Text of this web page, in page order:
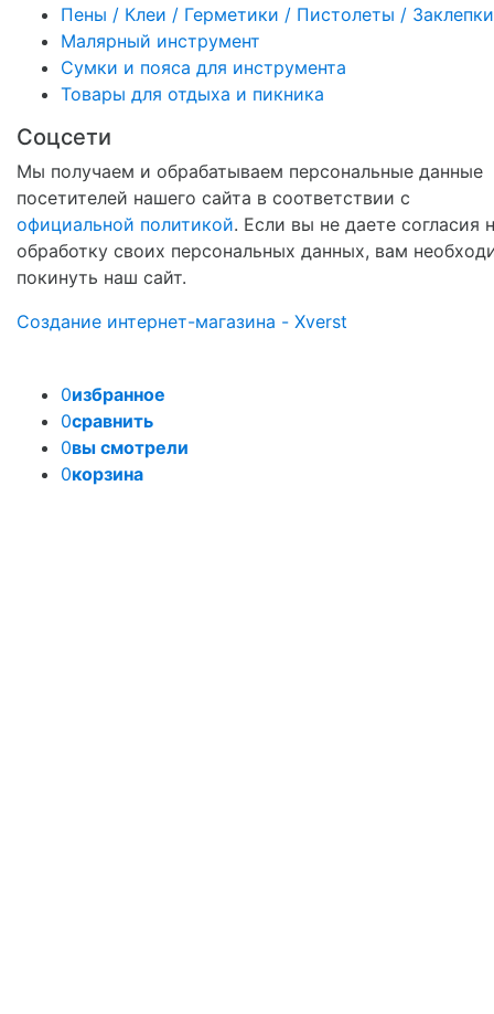
Пены / Клеи / Герметики / Пистолеты / Заклепки
Малярный инструмент
Сумки и пояса для инструмента
Товары для отдыха и пикника
Соцсети
Мы получаем и обрабатываем персональные данные
посетителей нашего сайта в соответствии с
официальной политикой. Если вы не даете согласия
обработку своих персональных данных, вам
покинуть наш сайт.
Создание интернет-магазина - Xverst
0избранное
0сравнить
0вы смотрели
0корзина